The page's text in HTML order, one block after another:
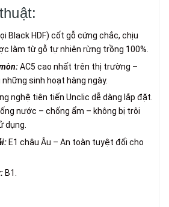
Black HDF) cốt gỗ cứng chắc, chịu
làm từ gỗ tự nhiên rừng trồng 100%.
AC5 cao nhất trên thị trường –
sinh hoạt hàng ngày.
nghệ tiên tiến Unclic dễ dàng lắp đặt.
nước – chống ẩm – không bị trôi
dụng.
E1 châu Âu – An toàn tuyệt đối cho
B1.